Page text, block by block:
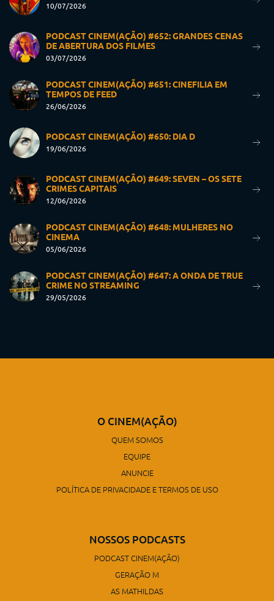
10/07/2026
PODCAST CINEM(AÇÃO) #652: GRANDES CENAS
DE ABERTURA DOS FILMES
03/07/2026
PODCAST CINEM(AÇÃO) #651: CINEFILIA EM
TEMPOS DE FEED
26/06/2026
PODCAST CINEM(AÇÃO) #650: DIA D
19/06/2026
PODCAST CINEM(AÇÃO) #649: SEVEN – OS SETE
CRIMES CAPITAIS
12/06/2026
PODCAST CINEM(AÇÃO) #648: MULHERES NO
CINEMA
05/06/2026
PODCAST CINEM(AÇÃO) #647: A ONDA DE TRUE
CRIME NO STREAMING
29/05/2026
O CINEM(AÇÃO)
QUEM SOMOS
EQUIPE
ANUNCIE
POLÍTICA DE PRIVACIDADE E TERMOS DE USO
NOSSOS PODCASTS
PODCAST CINEM(AÇÃO)
GERAÇÃO M
AS MATHILDAS